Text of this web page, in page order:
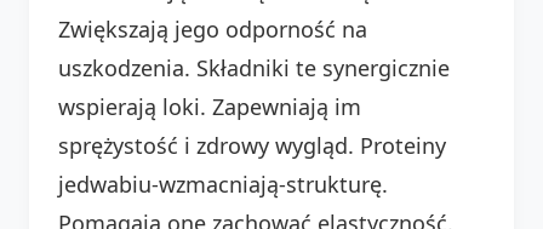
Zwiększają jego odporność na
uszkodzenia. Składniki te synergicznie
wspierają loki. Zapewniają im
sprężystość i zdrowy wygląd. Proteiny
jedwabiu-wzmacniają-strukturę.
Pomagają one zachować elastyczność.